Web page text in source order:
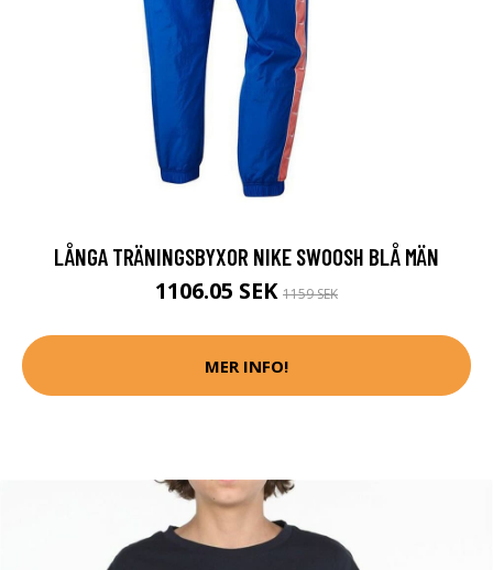
LÅNGA TRÄNINGSBYXOR NIKE SWOOSH BLÅ MÄN
1106.05 SEK 1159 SEK
MER INFO!